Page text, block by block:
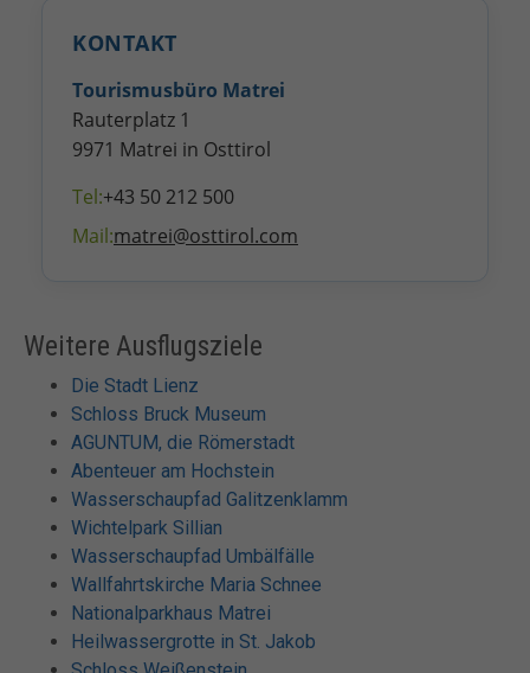
KONTAKT
Tourismusbüro Matrei
Rauterplatz 1
9971 Matrei in Osttirol
Tel:+43 50 212 500
Mail:matrei@osttirol.com
Weitere Ausflugsziele
Die Stadt Lienz
Schloss Bruck Museum
AGUNTUM, die Römerstadt
Abenteuer am Hochstein
Wasserschaupfad Galitzenklamm
Wichtelpark Sillian
Wasserschaupfad Umbälfälle
Wallfahrtskirche Maria Schnee
Nationalparkhaus Matrei
Heilwassergrotte in St. Jakob